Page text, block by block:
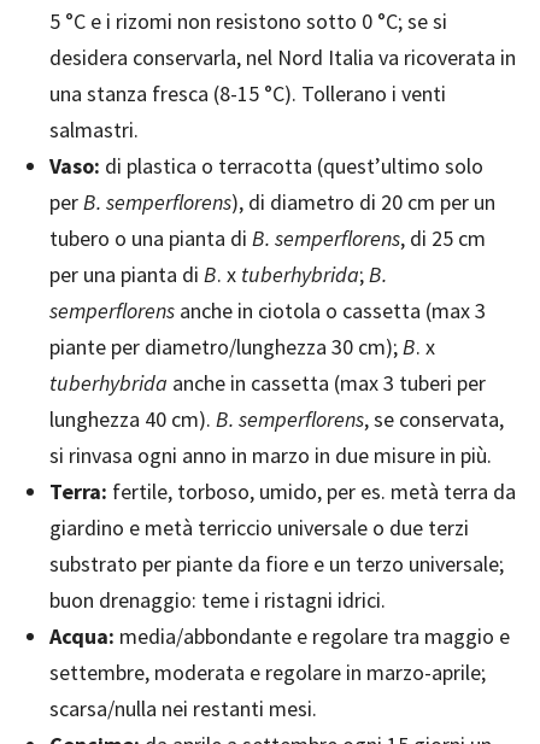
5 °C e i rizomi non resistono sotto 0 °C; se si
desidera conservarla, nel Nord Italia va ricoverata in
una stanza fresca (8-15 °C). Tollerano i venti
salmastri.
Vaso: di plastica o terracotta (quest’ultimo solo
perB. semperflorens), di diametro di 20 cm per un
tubero o una pianta di B. semperflorens, di 25 cm
per una pianta di B. x tuberhybrida;B.
semperflorens anche in ciotola o cassetta (max 3
piante per diametro/lunghezza 30 cm);B. x
tuberhybrida anche in cassetta (max 3 tuberi per
lunghezza 40 cm). B. semperflorens, se conservata,
si rinvasa ogni anno in marzo in due misure in più.
Terra: fertile, torboso, umido, per es. metà terra da
giardino e metà terriccio universale o due terzi
substrato per piante da fiore e un terzo universale;
buon drenaggio: teme i ristagni idrici.
Acqua: media/abbondante e regolare tra maggio e
settembre, moderata e regolare in marzo-aprile;
scarsa/nulla nei restanti mesi.